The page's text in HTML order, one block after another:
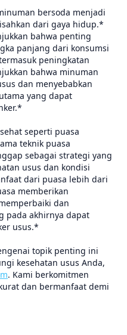
bersoda menjadi
dari gaya hidup.*
bahwa penting
panjang dari konsumsi
peningkatan
bahwa minuman
dan menyebabkan
yang dapat
seperti puasa
teknik puasa
sebagai strategi yang
usus dan kondisi
dari puasa lebih dari
memberikan
dan
pada akhirnya dapat
usus.*
topik penting ini
kesehatan usus Anda,
. Kami berkomitmen
dan bermanfaat demi